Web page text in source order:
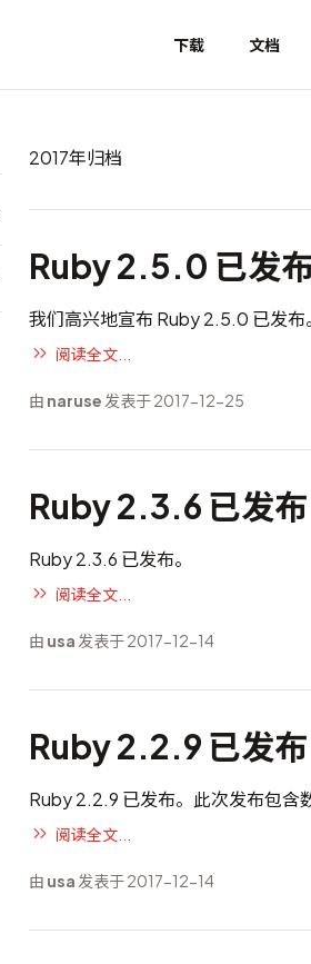
下载 文档
2017年归档
Ruby 2.5.0 已发
我们高兴地宣布 Ruby 2.5.0 已发布。
阅读全文...
由 naruse 发表于 2017-12-25
Ruby 2.3.6 已发布
Ruby 2.3.6 已发布。
阅读全文...
由 usa 发表于 2017-12-14
Ruby 2.2.9 已发布
Ruby 2.2.9 已发布。此次发布包含
阅读全文...
由 usa 发表于 2017-12-14